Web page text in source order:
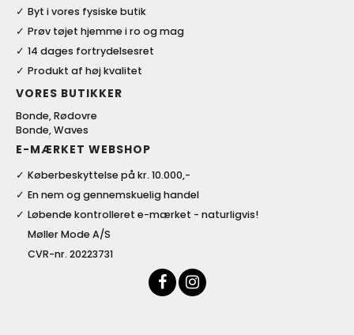
Byt i vores fysiske butik
Prøv tøjet hjemme i ro og mag
14 dages fortrydelsesret
Produkt af høj kvalitet
VORES BUTIKKER
Bonde, Rødovre
Bonde, Waves
E-MÆRKET WEBSHOP
Køberbeskyttelse på kr. 10.000,-
En nem og gennemskuelig handel
Løbende kontrolleret e-mærket - naturligvis!
Møller Mode A/S
CVR-nr. 20223731